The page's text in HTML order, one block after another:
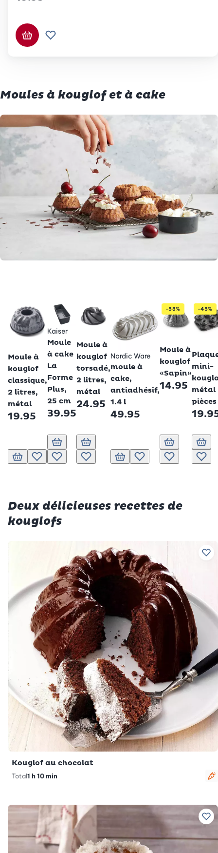
Ajouter au panier
Ajouter à la liste de souhaits.
Moules à kouglof et à cake
Betty Bossi
Moule à
kouglof
classique,
2 litres,
métal
19.95
Ajouter au panier
Ajouter à la liste de souhaits.
Kaiser
Moule
à cake
La
Forme
Plus,
25 cm
39.95
Ajouter au panier
Ajouter à la liste de souhaits.
Betty Bossi
Moule à
kouglof
torsadé,
2 litres,
métal
24.95
Ajouter au panier
Ajouter à la liste de souhaits.
Nordic Ware
moule à
cake,
antiadhésif,
1.4 l
49.95
Ajouter au panier
Ajouter à la liste de
-58%
Moule à
kouglof
«Sapin»
14.95
Ajouter au panier
Ajouter à la liste
-45%
mini-
métal
pièces
Deux délicieuses recettes de
kouglofs
Kouglof au chocolat
Total1 h 10 min